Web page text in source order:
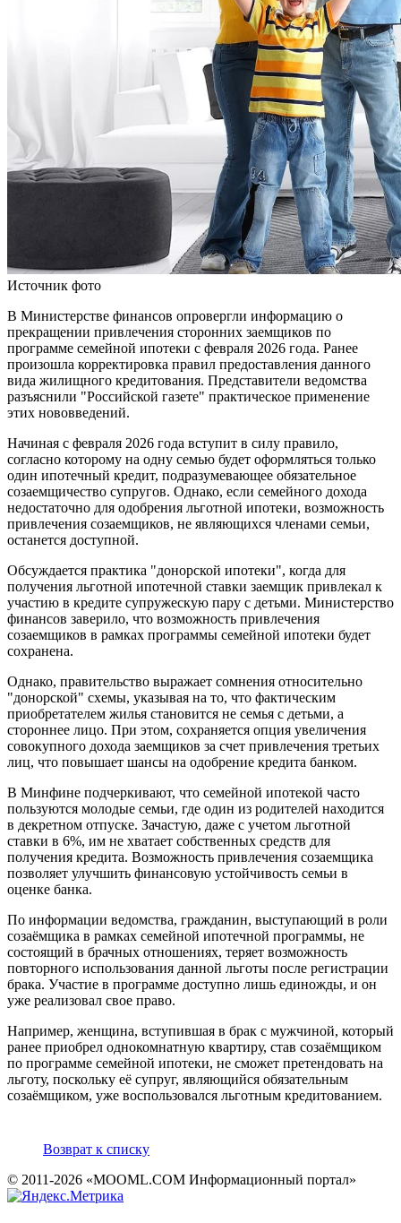
Источник фото
В Министерстве финансов опровергли информацию о
прекращении привлечения сторонних заемщиков по
программе семейной ипотеки с февраля 2026 года. Ранее
произошла корректировка правил предоставления данного
вида жилищного кредитования. Представители ведомства
разъяснили "Российской газете" практическое применение
этих нововведений.
Начиная с февраля 2026 года вступит в силу правило,
согласно которому на одну семью будет оформляться только
один ипотечный кредит, подразумевающее обязательное
созаемщичество супругов. Однако, если семейного дохода
недостаточно для одобрения льготной ипотеки, возможность
привлечения созаемщиков, не являющихся членами семьи,
останется доступной.
Обсуждается практика "донорской ипотеки", когда для
получения льготной ипотечной ставки заемщик привлекал к
участию в кредите супружескую пару с детьми. Министерство
финансов заверило, что возможность привлечения
созаемщиков в рамках программы семейной ипотеки будет
сохранена.
Однако, правительство выражает сомнения относительно
"донорской" схемы, указывая на то, что фактическим
приобретателем жилья становится не семья с детьми, а
стороннее лицо. При этом, сохраняется опция увеличения
совокупного дохода заемщиков за счет привлечения третьих
лиц, что повышает шансы на одобрение кредита банком.
В Минфине подчеркивают, что семейной ипотекой часто
пользуются молодые семьи, где один из родителей находится
в декретном отпуске. Зачастую, даже с учетом льготной
ставки в 6%, им не хватает собственных средств для
получения кредита. Возможность привлечения созаемщика
позволяет улучшить финансовую устойчивость семьи в
оценке банка.
По информации ведомства, гражданин, выступающий в роли
созаёмщика в рамках семейной ипотечной программы, не
состоящий в брачных отношениях, теряет возможность
повторного использования данной льготы после регистрации
брака. Участие в программе доступно лишь единожды, и он
уже реализовал свое право.
Например, женщина, вступившая в брак с мужчиной, который
ранее приобрел однокомнатную квартиру, став созаёмщиком
по программе семейной ипотеки, не сможет претендовать на
льготу, поскольку её супруг, являющийся обязательным
созаёмщиком, уже воспользовался льготным кредитованием.
Возврат к списку
© 2011-2026 «MOOML.COM Информационный портал»